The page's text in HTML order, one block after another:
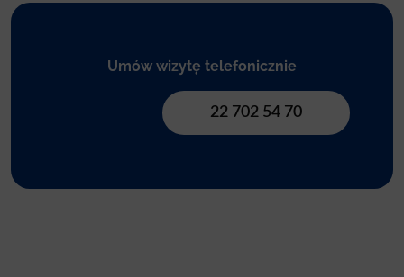
Umów wizytę telefonicznie
22 702 54 70